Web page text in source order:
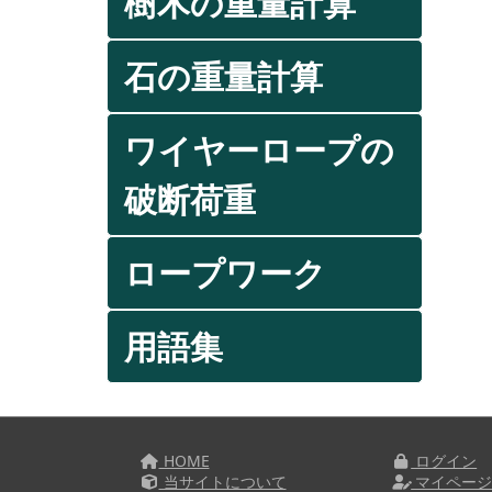
石の重量計算
ワイヤーロープの
破断荷重
ロープワーク
用語集
HOME
当サイトについて
ログイン
マイページ